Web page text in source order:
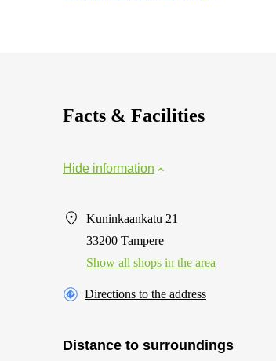
Facts & Facilities
Hide information
Kuninkaankatu 21
33200 Tampere
Show all shops in the area
Directions to the address
Distance to surroundings